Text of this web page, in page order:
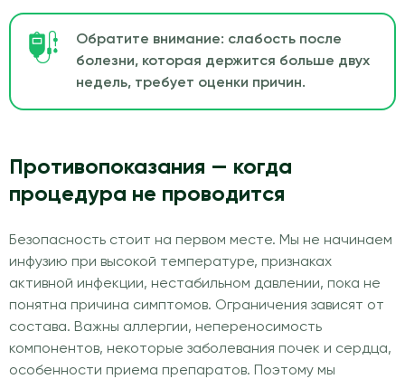
Обратите внимание: слабость после
болезни, которая держится больше двух
недель, требует оценки причин.
Противопоказания — когда
процедура не проводится
Безопасность стоит на первом месте. Мы не начинаем
инфузию при высокой температуре, признаках
активной инфекции, нестабильном давлении, пока не
понятна причина симптомов. Ограничения зависят от
состава. Важны аллергии, непереносимость
компонентов, некоторые заболевания почек и сердца,
особенности приема препаратов. Поэтому мы